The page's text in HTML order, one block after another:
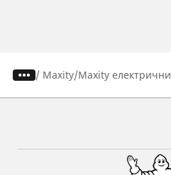
/ Maxity Maxity електрични